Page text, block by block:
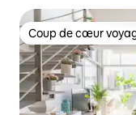
Coup de cœur
Coup de cœur